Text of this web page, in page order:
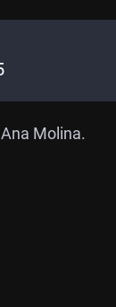
Molina.